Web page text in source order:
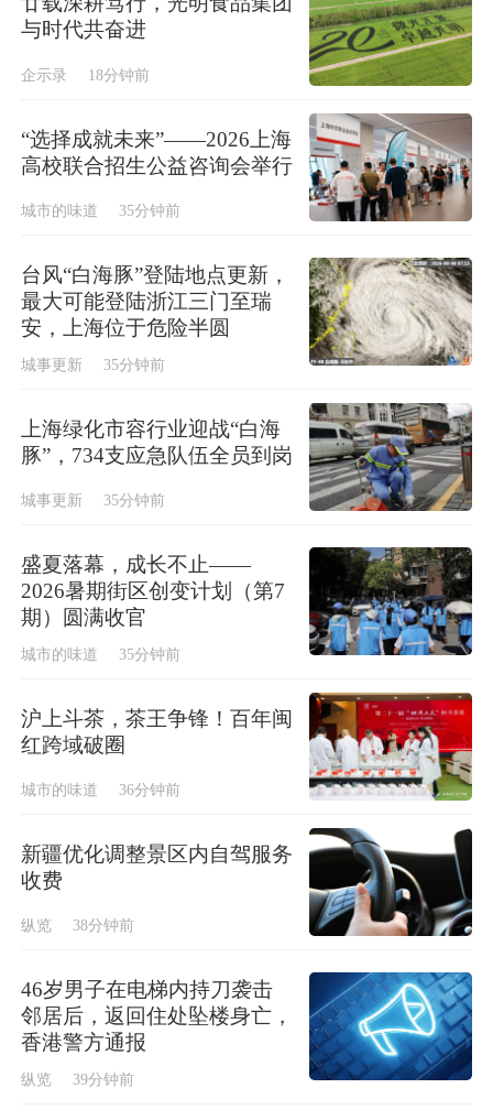
与时代共奋进
企示录 18分钟前
“选择成就未来”——2026上海
高校联合招生公益咨询会举行
城市的味道 35分钟前
台风“白海豚”登陆地点更新，
最大可能登陆浙江三门至瑞
安，上海位于危险半圆
城事更新 35分钟前
上海绿化市容行业迎战“白海
豚”，734支应急队伍全员到岗
城事更新 35分钟前
盛夏落幕，成长不止——
2026暑期街区创变计划（第7
期）圆满收官
城市的味道 35分钟前
沪上斗茶，茶王争锋！百年闽
红跨域破圈
城市的味道 36分钟前
新疆优化调整景区内自驾服务
收费
纵览 38分钟前
46岁男子在电梯内持刀袭击
邻居后，返回住处坠楼身亡，
香港警方通报
纵览 39分钟前